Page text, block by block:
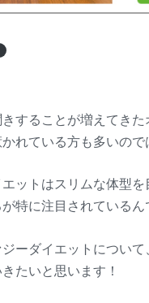
することが増えてき
れている方も多いので
ットはスリムな体型を
特に注目されているん
ーダイエットについ
たいと思います！